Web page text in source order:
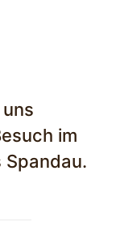
im
Spandau.